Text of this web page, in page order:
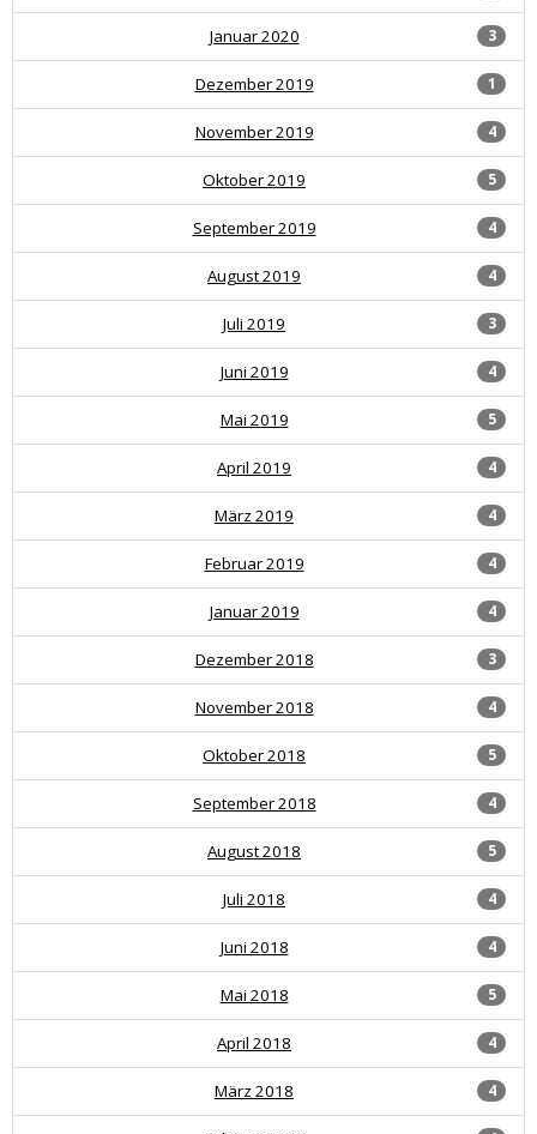
3
Januar 2020
1
Dezember 2019
4
November 2019
5
Oktober 2019
4
September 2019
4
August 2019
3
Juli 2019
4
Juni 2019
5
Mai 2019
4
April 2019
4
März 2019
4
Februar 2019
4
Januar 2019
3
Dezember 2018
4
November 2018
5
Oktober 2018
4
September 2018
5
August 2018
4
Juli 2018
4
Juni 2018
5
Mai 2018
4
April 2018
4
März 2018